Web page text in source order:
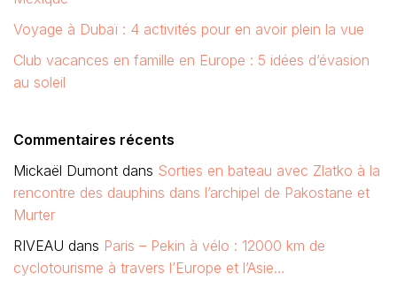
Voyage à Dubaï : 4 activités pour en avoir plein la vue
Club vacances en famille en Europe : 5 idées d’évasion
au soleil
Commentaires récents
Mickaël Dumont dans Sorties en bateau avec Zlatko à la
rencontre des dauphins dans l’archipel de Pakostane et
Murter
RIVEAU dans Paris – Pekin à vélo : 12000 km de
cyclotourisme à travers l’Europe et l’Asie…